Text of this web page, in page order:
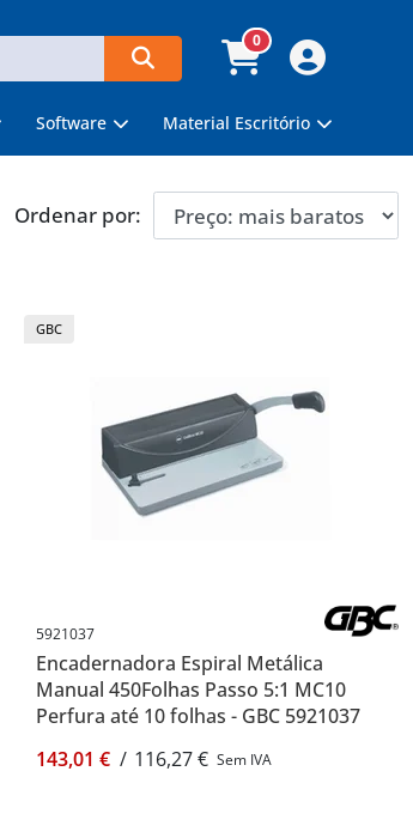
0
Software Material Escritório
Ordenar por:
GBC
5921037
Encadernadora Espiral Metálica
Manual 450Folhas Passo 5:1 MC10
Perfura até 10 folhas - GBC 5921037
143,01 € / 116,27 € Sem IVA